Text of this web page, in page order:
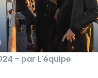
- par L'équipe